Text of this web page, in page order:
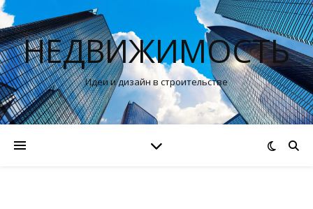
НЕДВИЖИМОСТЬ
Идеи и дизайн в строительстве